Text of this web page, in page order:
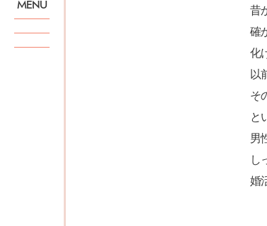
MENU
昔
確
化
以
そ
と
男
し
婚